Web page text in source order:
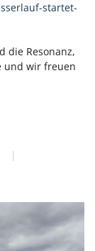
startet-
die Resonanz,
und wir freuen
|